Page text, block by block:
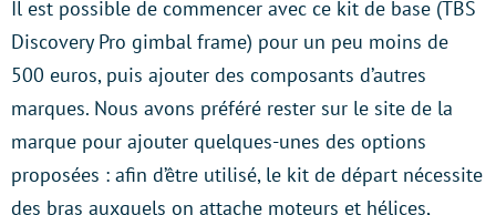
Il est possible de commencer avec ce kit de base (TBS
Discovery Pro gimbal frame) pour un peu moins de
500 euros, puis ajouter des composants d’autres
marques. Nous avons préféré rester sur le site de la
marque pour ajouter quelques-unes des options
proposées : afin d’être utilisé, le kit de départ nécessite
des bras auxquels on attache moteurs et hélices,